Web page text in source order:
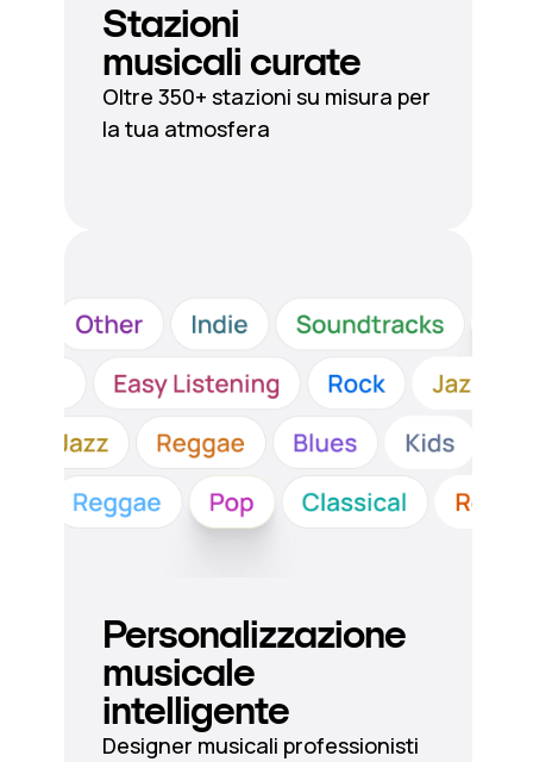
Stazioni
musicali curate
Oltre 350+ stazioni su misura per
la tua atmosfera
Personalizzazione
musicale
intelligente
Designer musicali professionisti